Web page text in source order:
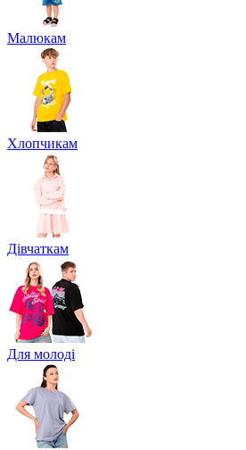
Малюкам
Хлопчикам
Дівчаткам
Для молоді